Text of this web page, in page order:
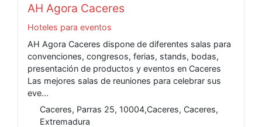
AH Agora Caceres
Hoteles para eventos
AH Agora Caceres dispone de diferentes salas para
convenciones, congresos, ferias, stands, bodas,
presentación de productos y eventos en Caceres
Las mejores salas de reuniones para celebrar sus
eve...
Caceres, Parras 25, 10004,Caceres, Caceres,
Extremadura